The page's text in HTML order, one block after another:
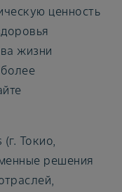
ценность
жизни
Токио,
решения